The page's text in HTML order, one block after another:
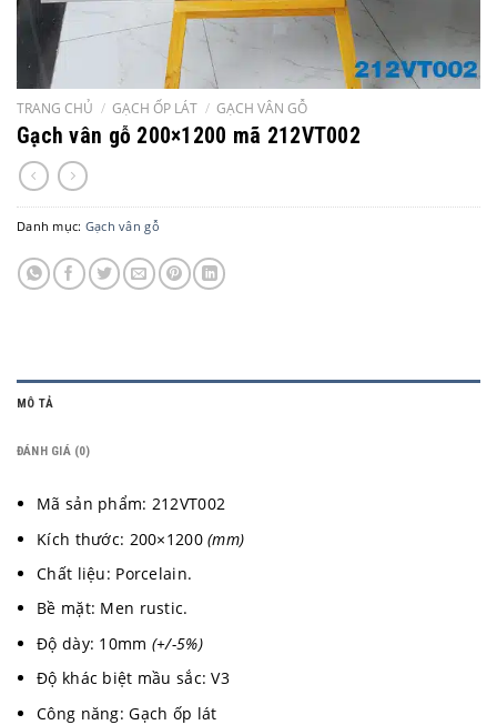
TRANG CHỦ / GẠCH ỐP LÁT / GẠCH VÂN GỖ
Gạch vân gỗ 200×1200 mã 212VT002
Danh mục: Gạch vân gỗ
MÔ TẢ
ĐÁNH GIÁ (0)
Mã sản phẩm: 212VT002
Kích thước: 200×1200(mm)
Chất liệu: Porcelain.
Bề mặt: Men rustic.
Độ dày: 10mm (+/-5%)
Độ khác biệt mầu sắc: V3
Công năng: Gạch ốp lát